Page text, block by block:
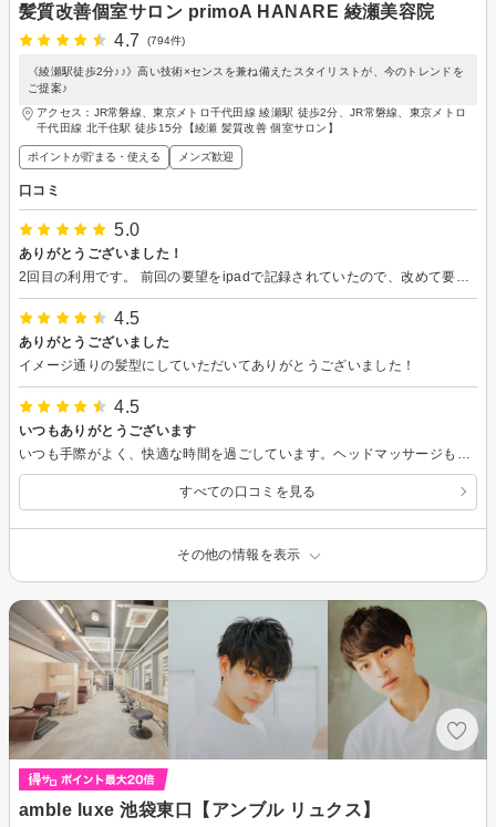
髪質改善個室サロン primoA HANARE 綾瀬美容院
4.7
(794件)
《綾瀬駅徒歩2分♪♪》高い技術×センスを兼ね備えたスタイリストが、今のトレンドを
ご提案♪
アクセス：JR常磐線、東京メトロ千代田線 綾瀬駅 徒歩2分、JR常磐線、東京メトロ
千代田線 北千住駅 徒歩15分【綾瀬 髪質改善 個室サロン】
ポイントが貯まる・使える メンズ歓迎
口コミ
5.0
ありがとうございました！
4.5
ありがとうございました
イメージ通りの髪型にしていただいてありがとうございました！
4.5
いつもありがとうございます
すべての口コミを見る
その他の情報を表示
amble luxe 池袋東口【アンブル リュクス】